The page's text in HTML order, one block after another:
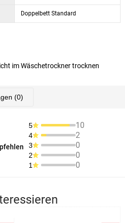
Doppelbett Standard
im Wäschetrockner trocknen
(0)
5 10
4 2
3 0
2 0
1 0